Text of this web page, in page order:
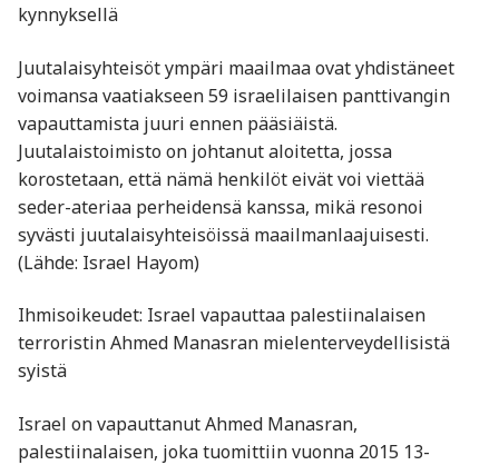
kynnyksellä
Juutalaisyhteisöt ympäri maailmaa ovat yhdistäneet
voimansa vaatiakseen 59 israelilaisen panttivangin
vapauttamista juuri ennen pääsiäistä.
Juutalaistoimisto on johtanut aloitetta, jossa
korostetaan, että nämä henkilöt eivät voi viettää
seder-ateriaa perheidensä kanssa, mikä resonoi
syvästi juutalaisyhteisöissä maailmanlaajuisesti.
(Lähde: Israel Hayom)
Ihmisoikeudet: Israel vapauttaa palestiinalaisen
terroristin Ahmed Manasran mielenterveydellisistä
syistä
Israel on vapauttanut Ahmed Manasran,
palestiinalaisen, joka tuomittiin vuonna 2015 13-